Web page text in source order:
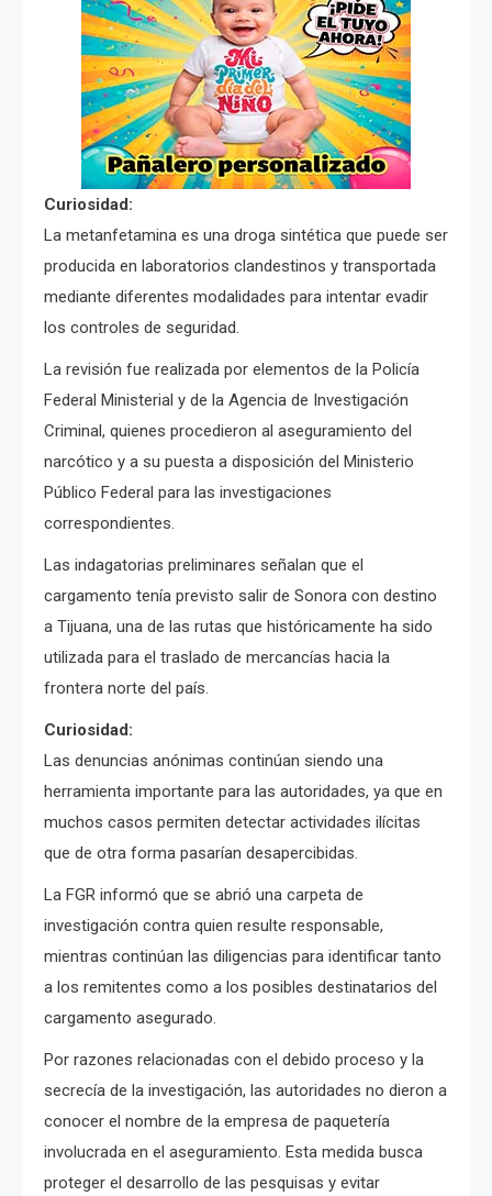
Curiosidad:
La metanfetamina es una droga sintética que puede ser
producida en laboratorios clandestinos y transportada
mediante diferentes modalidades para intentar evadir
los controles de seguridad.
La revisión fue realizada por elementos de la Policía
Federal Ministerial y de la Agencia de Investigación
Criminal, quienes procedieron al aseguramiento del
narcótico y a su puesta a disposición del Ministerio
Público Federal para las investigaciones
correspondientes.
Las indagatorias preliminares señalan que el
cargamento tenía previsto salir de Sonora con destino
a Tijuana, una de las rutas que históricamente ha sido
utilizada para el traslado de mercancías hacia la
frontera norte del país.
Curiosidad:
Las denuncias anónimas continúan siendo una
herramienta importante para las autoridades, ya que en
muchos casos permiten detectar actividades ilícitas
que de otra forma pasarían desapercibidas.
La FGR informó que se abrió una carpeta de
investigación contra quien resulte responsable,
mientras continúan las diligencias para identificar tanto
a los remitentes como a los posibles destinatarios del
cargamento asegurado.
Por razones relacionadas con el debido proceso y la
secrecía de la investigación, las autoridades no dieron a
conocer el nombre de la empresa de paquetería
involucrada en el aseguramiento. Esta medida busca
proteger el desarrollo de las pesquisas y evitar